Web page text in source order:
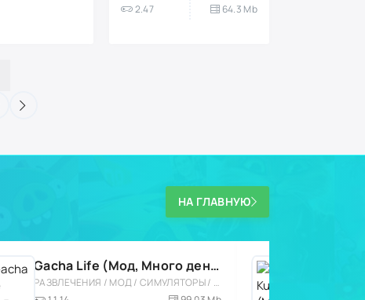
2.47 64.3 Mb
НА ГЛАВНУЮ
Gacha Life (Мод, Много денег)
РАЗВЛЕЧЕНИЯ / МОД / СИМУЛЯТОРЫ / СТИЛИЗАЦИЯ / СИМУЛЯТОРЫ ЖИЗНИ / КАЗУАЛЬНЫЕ / ОДНОПОЛЬЗОВАТЕЛЬСКИЕ / АНИМЕ / ОФЛАЙН / ДЛЯ ДЕТЕЙ / ДЕВОЧКАМ